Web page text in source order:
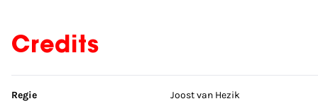
Credits
Sla credits over
Regie Joost van Hezik